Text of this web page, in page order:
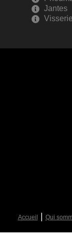
Jantes
Visserie
Accueil Qui